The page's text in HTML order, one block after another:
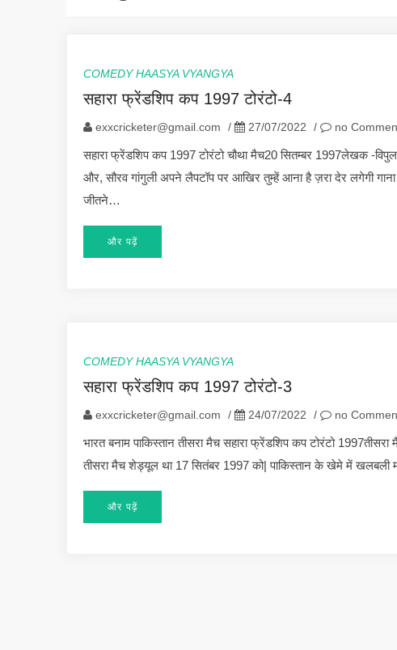
COMEDY HAASYA VYANGYA
सहारा फ्रेंडशिप कप 1997 टोरंटो-4
exxcricketer@gmail.com / 27/07/2022 / no
सहारा फ्रेंडशिप कप 1997 टोरंटो चौथा मैच20 सितम्बर 1997लेखक -
और, सौरव गांगुली अपने लैपटॉप पर आखिर तुम्हें आना है ज़रा देर लगेगी
जीतने…
और पढ़ें
COMEDY HAASYA VYANGYA
सहारा फ्रेंडशिप कप 1997 टोरंटो-3
exxcricketer@gmail.com / 24/07/2022 / no
भारत बनाम पाकिस्तान तीसरा मैच सहारा फ्रेंडशिप कप टोरंटो
तीसरा मैच शेड्यूल था 17 सितंबर 1997 को| पाकिस्तान के खेमे में खलबली
और पढ़ें